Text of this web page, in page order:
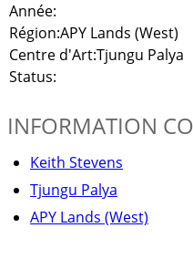
Année:
Région:APY Lands (West)
Centre d'Art:Tjungu Palya
Status:
INFORMATION
Keith Stevens
Tjungu Palya
APY Lands (West)